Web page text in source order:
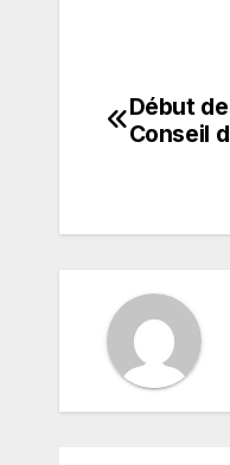
Début
Conseil